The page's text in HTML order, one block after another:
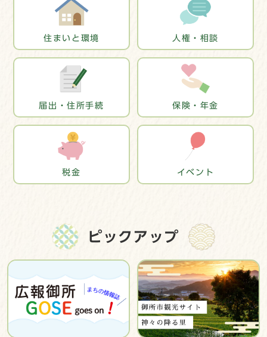
住まいと環境 人権・相談
届出・住所手続 保険・年金
税金 イベント
ピックアップ